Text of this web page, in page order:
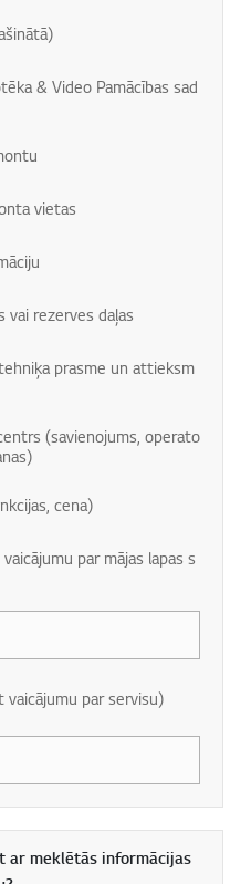
& Video Pamācības sad
vietas
vai rezerves daļas
prasme un attieksm
(savienojums, operato
cena)
par mājas lapas s
par servisu)
ar meklētās informācijas